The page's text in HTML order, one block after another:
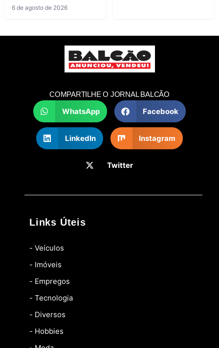
6 de agosto de 2026
COMPARTILHE O JORNAL BALCÃO
WhatsApp Facebook
LinkedIn Instagram
Twitter
Links Úteis
- Veículos
- Imóveis
- Empregos
- Tecnologia
- Diversos
- Hobbies